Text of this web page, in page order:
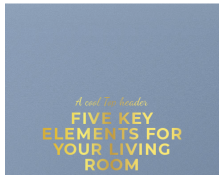
A cool Top header
FIVE KEY
ELEMENTS FOR
YOUR LIVING
ROOM